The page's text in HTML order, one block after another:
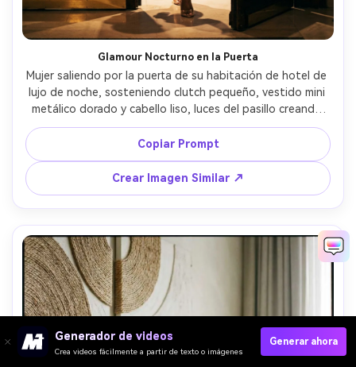
Glamour Nocturno en la Puerta
Mujer saliendo por la puerta de su habitación de hotel de
lujo de noche, sosteniendo clutch pequeño, vestido mini
metálico dorado y cabello liso, luces del pasillo creando
brillos dramáticos, sombras cinematográficas, tomada con
Canon R6, 35mm, retrato de cuerpo entero, fotorrealista,
gradación de color editorial de alto contraste --ar 4:5
Copiar Prompt
Crear Imagen Similar ↗
Generador de videos
Crea videos fácilmente a partir de texto o imágenes
Generar ahora